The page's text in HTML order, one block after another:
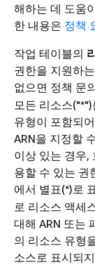
해하는 데 도움
한 내용은 정책
작업 테이블의
권한을 지원하
없으면 정책 문
모든 리소스
유형이 포함되
ARN을 지정할
이상 있는 경우,
용할 수 있는 권
에서 별표(*)로
로 리소스 액세
대해 ARN 또는
의 리소스 유형
소스로 표시되